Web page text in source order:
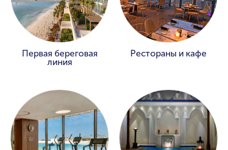
Первая береговая
линия
Рестораны и кафе